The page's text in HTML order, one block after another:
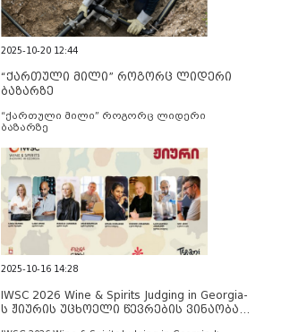
2025-10-20 12:44
“ქართული მილი” როგორც ლიდერი
ბაზარზე
“ქართული მილი” როგორც ლიდერი
ბაზარზე
2025-10-16 14:28
IWSC 2026 Wine & Spirits Judging in Georgia-
ს ჟიურის უცხოელი წევრების ვინაობა